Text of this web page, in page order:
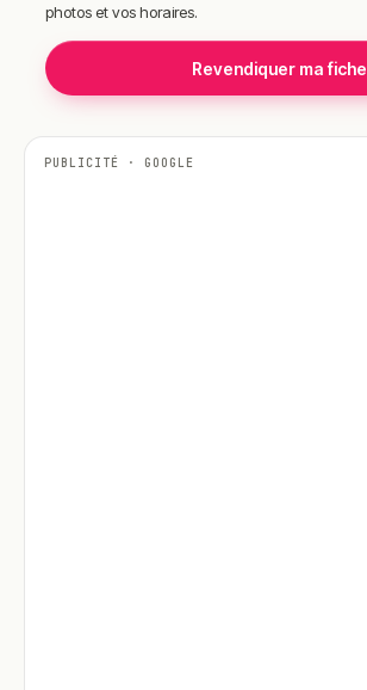
Dimanche
photos et vos horaires.
Revendiquer ma fiche
PUBLICITÉ · GOOGLE